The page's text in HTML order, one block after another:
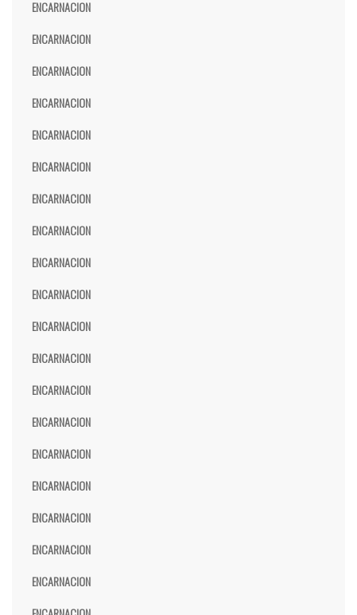
ENCARNACION
ENCARNACION
ENCARNACION
ENCARNACION
ENCARNACION
ENCARNACION
ENCARNACION
ENCARNACION
ENCARNACION
ENCARNACION
ENCARNACION
ENCARNACION
ENCARNACION
ENCARNACION
ENCARNACION
ENCARNACION
ENCARNACION
ENCARNACION
ENCARNACION